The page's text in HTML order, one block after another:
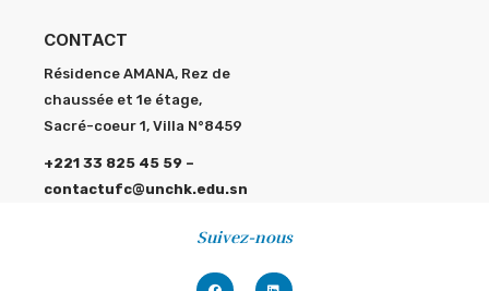
CONTACT
Résidence AMANA, Rez de
chaussée et 1e étage,
Sacré-coeur 1, Villa N°8459
+221 33 825 45 59 –
contactufc@unchk.edu.sn
Suivez-nous